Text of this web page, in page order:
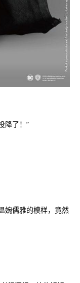
降了！”
婉儒雅的模样，竟然